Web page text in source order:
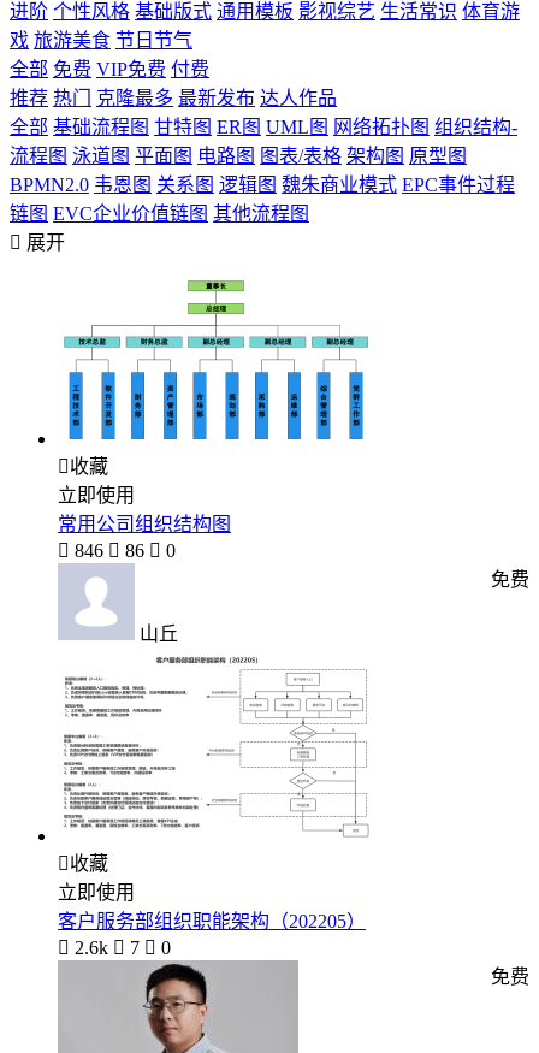
进阶 个性风格 基础版式 通用模板 影视综艺 生活常识 体育游
戏 旅游美食 节日节气
全部 免费 VIP免费 付费
推荐 热门 克隆最多 最新发布 达人作品
全部 基础流程图 甘特图 ER图 UML图 网络拓扑图 组织结构-
流程图 泳道图 平面图 电路图 图表/表格 架构图 原型图
BPMN2.0 韦恩图 关系图 逻辑图 魏朱商业模式 EPC事件过程
链图 EVC企业价值链图 其他流程图
 展开
收藏
立即使用
常用公司组织结构图
 846  86  0
山丘
免费
收藏
立即使用
客户服务部组织职能架构（202205）
 2.6k  7  0
免费